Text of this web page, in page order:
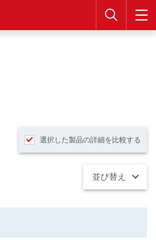
検索
選択した製品の詳細を比較する
並び替え